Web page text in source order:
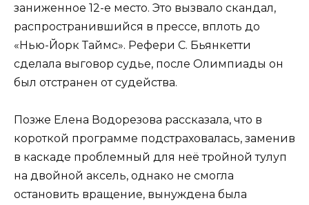
заниженное 12-е место. Это вызвало скандал,
распространившийся в прессе, вплоть до
«Нью-Йорк Таймс». Рефери С. Бьянкетти
сделала выговор судье, после Олимпиады он
был отстранен от судейства.
Позже Елена Водорезова рассказала, что в
короткой программе подстраховалась, заменив
в каскаде проблемный для неё тройной тулуп
на двойной аксель, однако не смогла
остановить вращение, вынуждена была